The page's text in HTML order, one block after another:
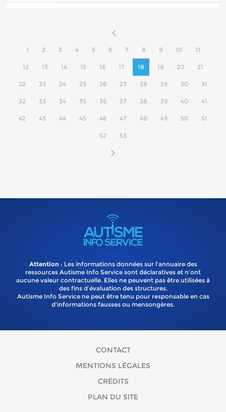
1 2 3 4 5 6 7 8 9 10 11
12 13 14 15 16 17 18 19 20 21
22 23 24 25 26 27 28 29 30 31
32 33 34 35 36 37 38 39 40 41
42 43 44 45 46 47 48 49 50 51
52 53
Attention : Les informations données sur l’annuaire des
ressources Autisme Info Service sont déclaratives et n’ont
aucune valeur contractuelle. Elles ne peuvent pas être utilisées à
des fins d’évaluation des structures.
Autisme Info Service ne peut être tenu pour responsable en cas
d'informations fausses ou mensongères.
CONTACT
MENTIONS LÉGALES
CRÉDITS
PLAN DU SITE